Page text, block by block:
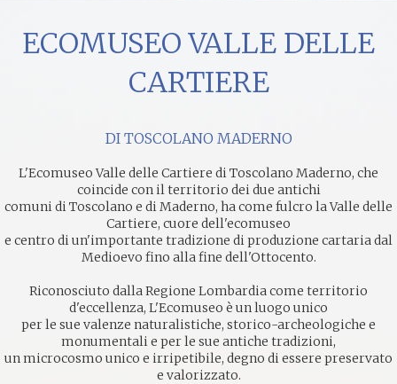
ECOMUSEO VALLE DELLE
CARTIERE
DI TOSCOLANO MADERNO
L'Ecomuseo Valle delle Cartiere di Toscolano Maderno, che
coincide con il territorio dei due antichi
comuni di Toscolano e di Maderno, ha come fulcro la Valle delle
Cartiere, cuore dell'ecomuseo
e centro di un'importante tradizione di produzione cartaria dal
Medioevo fino alla fine dell'Ottocento.
Riconosciuto dalla Regione Lombardia come territorio
d'eccellenza, L'Ecomuseo è un luogo unico
per le sue valenze naturalistiche, storico-archeologiche e
monumentali e per le sue antiche tradizioni,
un microcosmo unico e irripetibile, degno di essere preservato
e valorizzato.